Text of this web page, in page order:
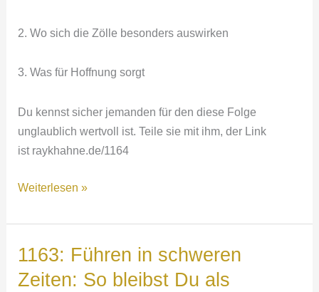
2. Wo sich die Zölle besonders auswirken
3. Was für Hoffnung sorgt
Du kennst sicher jemanden für den diese Folge
unglaublich wertvoll ist. Teile sie mit ihm, der Link
ist raykhahne.de/1164
1164:
ist
–
Wie
Weiterlesen »
1163: Führen in schweren
Zeiten: So bleibst Du als